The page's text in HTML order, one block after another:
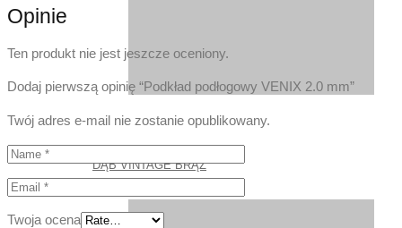
DĄB VINTAGE BRĄZ
Opinie
Ten produkt nie jest jeszcze oceniony.
Dodaj pierwszą opinię “Podkład podłogowy VENIX 2.0 mm”
Twój adres e-mail nie zostanie opublikowany.
Twoja ocena